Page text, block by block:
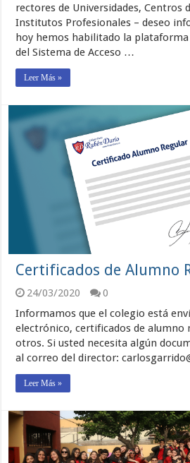
rectores de Universidades, Centros
Institutos Profesionales – deseo
hoy hemos habilitado la
del Sistema de Acceso …
Leer Más »
Certificados de Alumno
24/03/2020
0
Informamos que el colegio está
electrónico, certificados de alumno
otros. Si usted necesita algún
al correo del director:
Leer Más »